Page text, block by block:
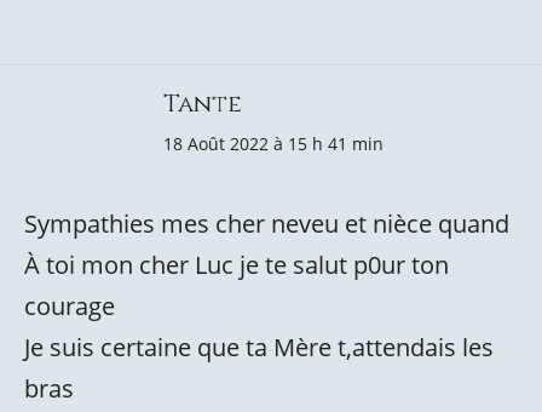
Tante
18 Août 2022 à 15 h 41 min
Sympathies mes cher neveu et nièce quand
À toi mon cher Luc je te salut p0ur ton
courage
Je suis certaine que ta Mère t,attendais les
bras